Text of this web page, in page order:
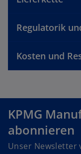
Regulatorik
Kosten und
KPMG
abonnieren
Unser